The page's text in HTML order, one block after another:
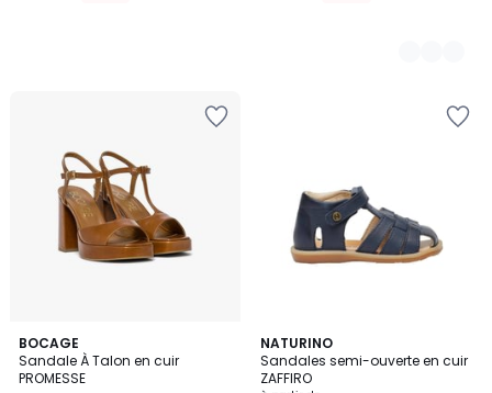
BOCAGE
Sandale À Talon en cuir
PROMESSE
NATURINO
Sandales semi-ouverte en cuir
ZAFFIRO
4
Couleurs